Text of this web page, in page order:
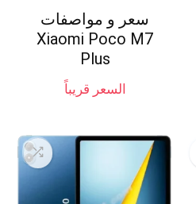
سعر و مواصفات
Xiaomi Poco M7
Plus
السعر قريباً